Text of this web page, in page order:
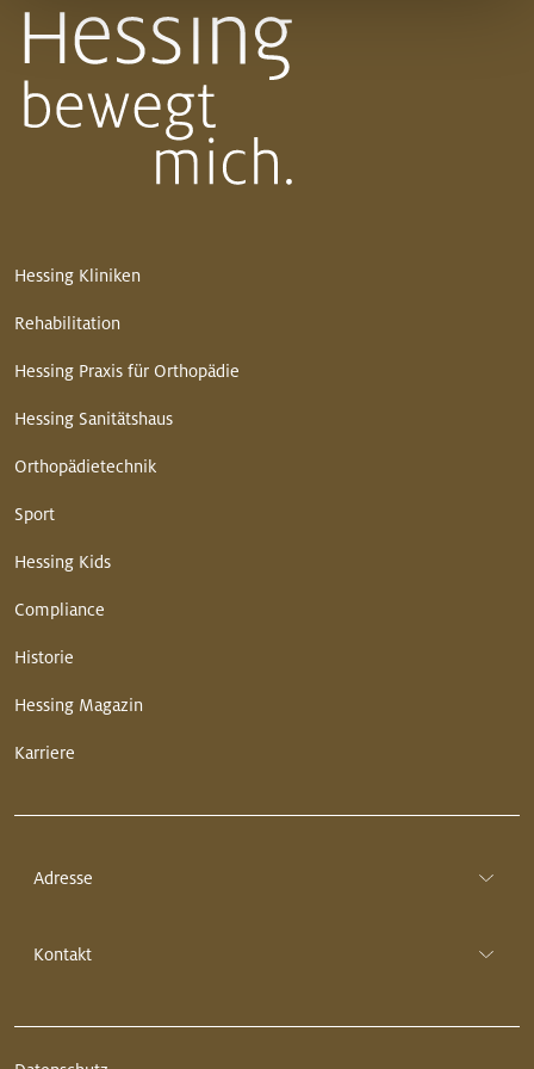
Hessing Kliniken
Rehabilitation
Hessing Praxis für Orthopädie
Hessing Sanitätshaus
Orthopädietechnik
Sport
Hessing Kids
Compliance
Historie
Hessing Magazin
Karriere
Adresse
Kontakt